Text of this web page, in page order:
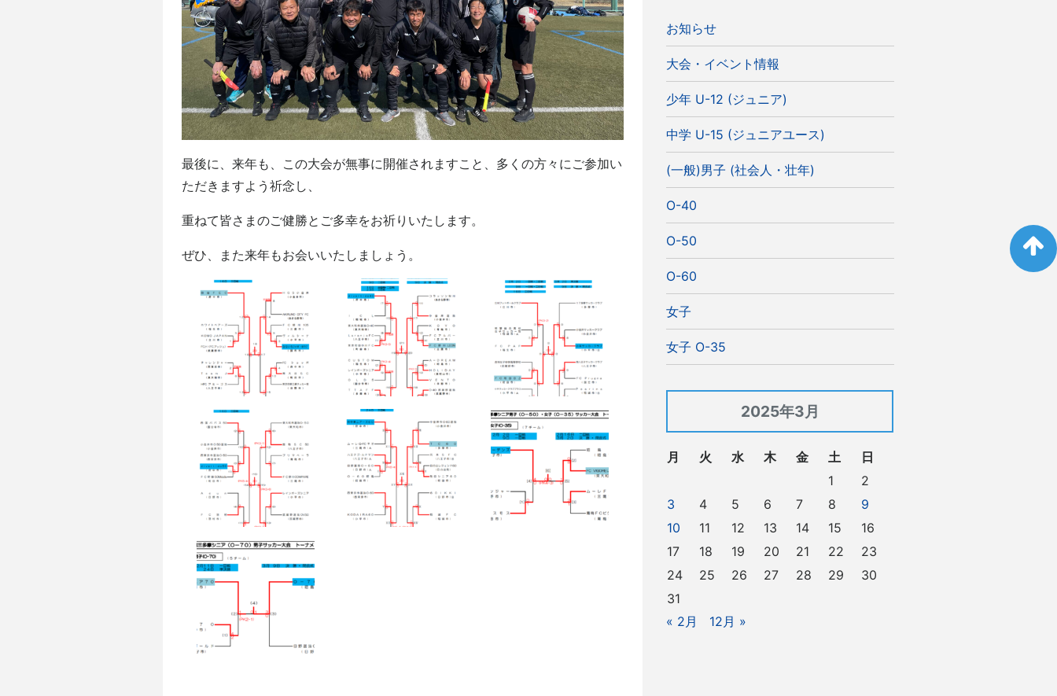
最後に、来年も、この大会が無事に開催されますこと、多くの方々にご参加い
ただきますよう祈念し、
重ねて皆さまのご健勝とご多幸をお祈りいたします。
ぜひ、また来年もお会いいたしましょう。
お知らせ
大会・イベント情報
少年 U-12 (ジュニア)
中学 U-15 (ジュニアユース)
(一般)男子 (社会人・壮年)
O-40
O-50
O-60
女子
女子 O-35
2025年3月
月 火 水 木 金 土
日
1
2
3
4 5 6 7 8
9
10
11 12 13 14 15
16
17
18 19 20 21 22
23
24
25 26 27 28 29
30
31
« 2月
12月 »